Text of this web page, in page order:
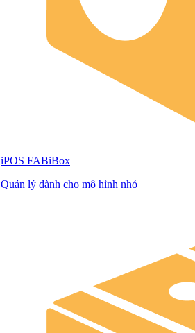
iPOS FABiBox
Quản lý dành cho mô hình nhỏ